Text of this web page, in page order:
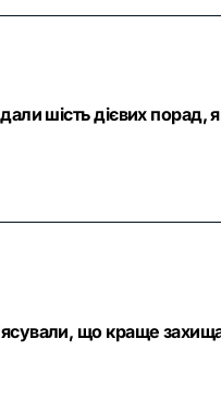
шість дієвих
що краще